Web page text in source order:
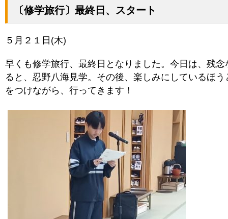
〔修学旅行〕最終日、スタート
５月２１日(木)
早くも修学旅行、最終日となりました。今日は、残
ると、忍野八海見学。その後、楽しみにしているほ
をつけながら、行ってきます！